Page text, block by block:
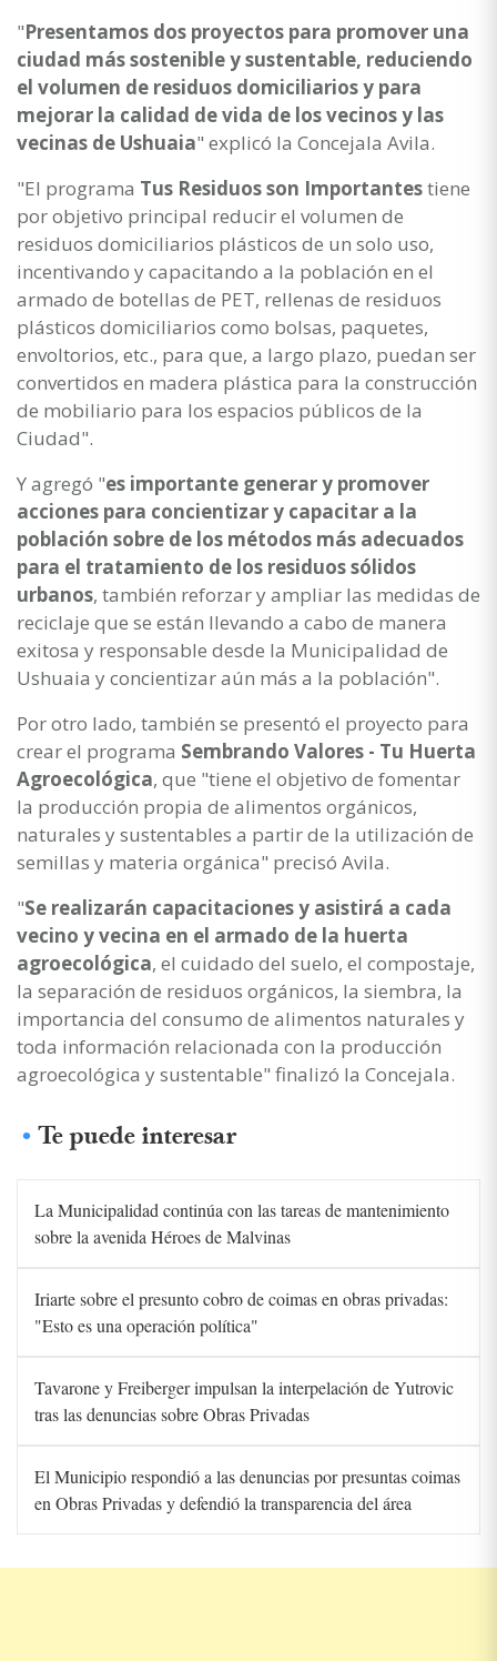
"Presentamos dos proyectos para promover una
ciudad más sostenible y sustentable, reduciendo
el volumen de residuos domiciliarios y para
mejorar la calidad de vida de los vecinos y las
vecinas de Ushuaia" explicó la Concejala Avila.
"El programa Tus Residuos son Importantestiene
por objetivo principal reducir el volumen de
residuos domiciliarios plásticos de un solo uso,
incentivando y capacitando a la población en el
armado de botellas de PET, rellenas de residuos
plásticos domiciliarios como bolsas, paquetes,
envoltorios, etc., para que, a largo plazo, puedan ser
convertidos en madera plástica para la construcción
de mobiliario para los espacios públicos de la
Ciudad".
Y agregó "es importante generar y promover
acciones para concientizar y capacitar a la
población sobre de los métodos más adecuados
para el tratamiento de los residuos sólidos
urbanos, también reforzar y ampliar las medidas de
reciclaje que se están llevando a cabo de manera
exitosa y responsable desde la Municipalidad de
Ushuaia y concientizar aún más a la población".
Por otro lado, también se presentó el proyecto para
crear el programa Sembrando Valores - Tu Huerta
Agroecológica, que "tiene el objetivo de fomentar
la producción propia de alimentos orgánicos,
naturales y sustentables a partir de la utilización de
semillas y materia orgánica" precisó Avila.
"Se realizarán capacitaciones y asistirá a cada
vecino y vecina en el armado de la huerta
agroecológica, el cuidado del suelo, el compostaje,
la separación de residuos orgánicos, la siembra, la
importancia del consumo de alimentos naturales y
toda información relacionada con la producción
agroecológica y sustentable" finalizó la Concejala.
Te puede interesar
La Municipalidad continúa con las tareas de mantenimiento
sobre la avenida Héroes de Malvinas
Iriarte sobre el presunto cobro de coimas en obras privadas:
"Esto es una operación política"
Tavarone y Freiberger impulsan la interpelación de Yutrovic
tras las denuncias sobre Obras Privadas
El Municipio respondió a las denuncias por presuntas coimas
en Obras Privadas y defendió la transparencia del área